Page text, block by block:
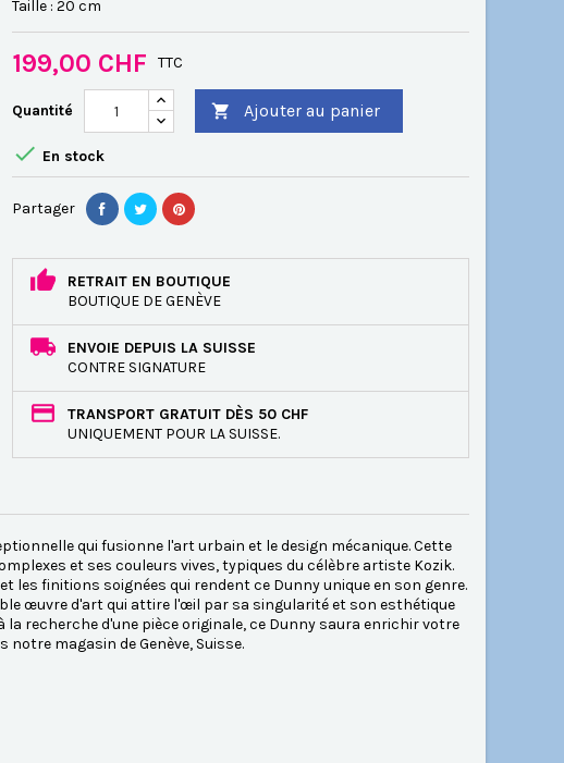
Taille : 20 cm
199,00 CHF TTC
Quantité  Ajouter au panier
 En stock
Partager
RETRAIT EN BOUTIQUE
BOUTIQUE DE GENÈVE
ENVOIE DEPUIS LA SUISSE
CONTRE SIGNATURE
TRANSPORT GRATUIT DÈS 50 CHF
UNIQUEMENT POUR LA SUISSE.
qui fusionne l'art urbain et le design mécanique. Cette
et ses couleurs vives, typiques du célèbre artiste Kozik.
finitions soignées qui rendent ce Dunny unique en son genre.
œuvre d'art qui attire l'œil par sa singularité et son esthétique
recherche d'une pièce originale, ce Dunny saura enrichir votre
magasin de Genève, Suisse.